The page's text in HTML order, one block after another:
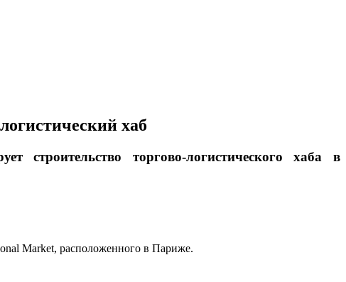
хаб
строительство торгово-логистического хаба в
Market, расположенного в Париже.